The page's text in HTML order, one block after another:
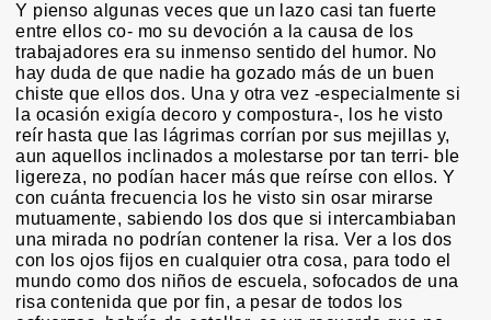
Y pienso algunas veces que un lazo casi tan fuerte
entre ellos co- mo su devoción a la causa de los
trabajadores era su inmenso sentido del humor. No
hay duda de que nadie ha gozado más de un buen
chiste que ellos dos. Una y otra vez -especialmente si
la ocasión exigía decoro y compostura-, los he visto
reír hasta que las lágrimas corrían por sus mejillas y,
aun aquellos inclinados a molestarse por tan terri- ble
ligereza, no podían hacer más que reírse con ellos. Y
con cuánta frecuencia los he visto sin osar mirarse
mutuamente, sabiendo los dos que si intercambiaban
una mirada no podrían contener la risa. Ver a los dos
con los ojos fijos en cualquier otra cosa, para todo el
mundo como dos niños de escuela, sofocados de una
risa contenida que por fin, a pesar de todos los